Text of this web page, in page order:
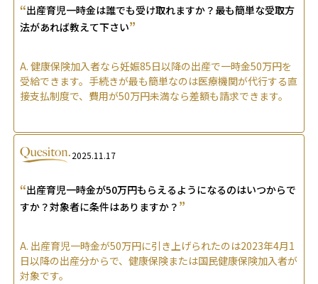
“出産育児一時金は誰でも受け取れますか？最も簡単な受取方
法があれば教えて下さい”
A. 健康保険加入者なら妊娠85日以降の出産で一時金50万円を
受給できます。手続きが最も簡単なのは医療機関が代行する直
接支払制度で、費用が50万円未満なら差額も請求できます。
2025.11.17
“出産育児一時金が50万円もらえるようになるのはいつからで
すか？対象者に条件はありますか？ ”
A. 出産育児一時金が50万円に引き上げられたのは2023年4月1
日以降の出産分からで、健康保険または国民健康保険加入者が
対象です。